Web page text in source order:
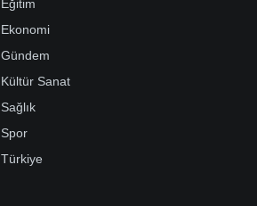
Eğitim
Ekonomi
Gündem
Kültür Sanat
Sağlık
Spor
Türkiye